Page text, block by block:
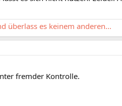
überlass es keinem anderen...
fremder Kontrolle.